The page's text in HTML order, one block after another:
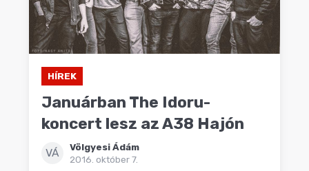
HÍREK
Januárban The Idoru-
koncert lesz az A38 Hajón
VÁ
Völgyesi Ádám
2016. október 7.